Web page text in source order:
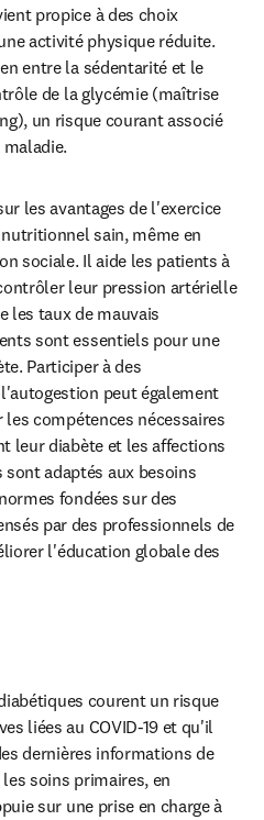
propice à des choix
activité physique réduite.
entre la sédentarité et le
de la glycémie (maîtrise
un risque courant associé
les avantages de l'exercice
sain, même en
sociale. Il aide les patients à
leur pression artérielle
les taux de mauvais
sont essentiels pour une
Participer à des
peut également
compétences nécessaires
leur diabète et les affections
adaptés aux besoins
fondées sur des
par des professionnels de
l'éducation globale des
courent un risque
liées au COVID-19 et qu'il
dernières informations de
soins primaires, en
sur une prise en charge à